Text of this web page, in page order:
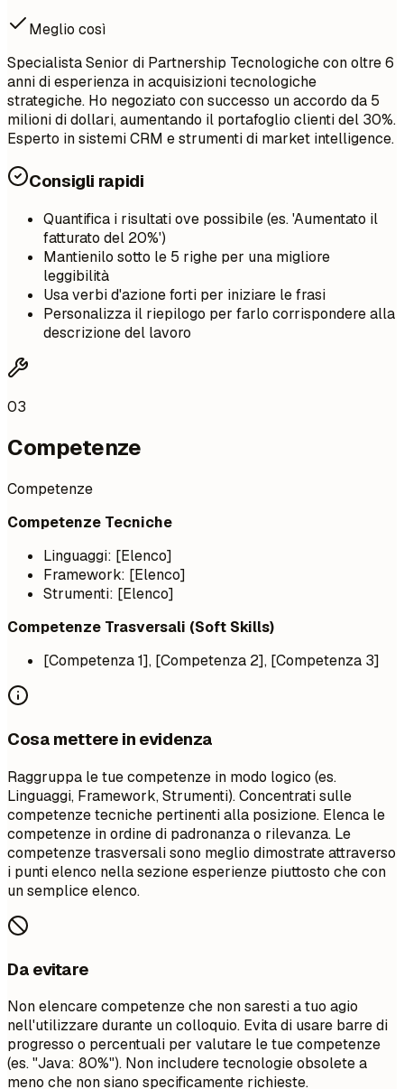
Meglio così
Specialista Senior di Partnership Tecnologiche con oltre 6
anni di esperienza in acquisizioni tecnologiche
strategiche. Ho negoziato con successo un accordo da 5
milioni di dollari, aumentando il portafoglio clienti del 30%.
Esperto in sistemi CRM e strumenti di market intelligence.
Consigli rapidi
Quantifica i risultati ove possibile (es. 'Aumentato il
fatturato del 20%')
Mantienilo sotto le 5 righe per una migliore
leggibilità
Usa verbi d'azione forti per iniziare le frasi
Personalizza il riepilogo per farlo corrispondere alla
descrizione del lavoro
03
Competenze
Competenze
Competenze Tecniche
Linguaggi: [Elenco]
Framework: [Elenco]
Strumenti: [Elenco]
Competenze Trasversali (Soft Skills)
[Competenza 1], [Competenza 2], [Competenza 3]
Cosa mettere in evidenza
Raggruppa le tue competenze in modo logico (es.
Linguaggi, Framework, Strumenti). Concentrati sulle
competenze tecniche pertinenti alla posizione. Elenca le
competenze in ordine di padronanza o rilevanza. Le
competenze trasversali sono meglio dimostrate attraverso
i punti elenco nella sezione esperienze piuttosto che con
un semplice elenco.
Da evitare
Non elencare competenze che non saresti a tuo agio
nell'utilizzare durante un colloquio. Evita di usare barre di
progresso o percentuali per valutare le tue competenze
(es. "Java: 80%"). Non includere tecnologie obsolete a
meno che non siano specificamente richieste.